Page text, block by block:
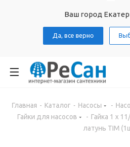
Ваш город
Да, все верно
Главная - Каталог - Насосы -
Гайки для насосов
- Гайка 1 х
латунь TIM